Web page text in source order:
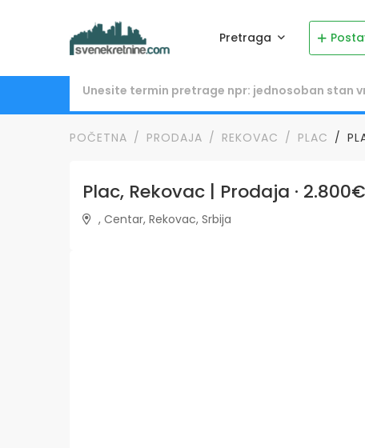
Pretraga
POČETNA PRODAJA REKOVAC PLAC
Plac, Rekovac | Prodaja · 2.800€
, Centar, Rekovac, Srbija